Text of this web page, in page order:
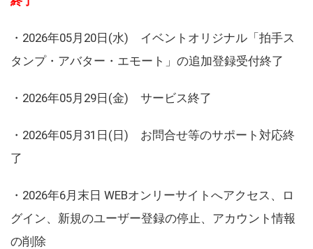
・2026年05月20日(水) イベントオリジナル「拍手ス
タンプ・アバター・エモート」の追加登録受付終了
・2026年05月29日(金) サービス終了
・2026年05月31日(日) お問合せ等のサポート対応終
了
・2026年6月末日 WEBオンリーサイトへアクセス、ロ
グイン、新規のユーザー登録の停止、アカウント情報
の削除